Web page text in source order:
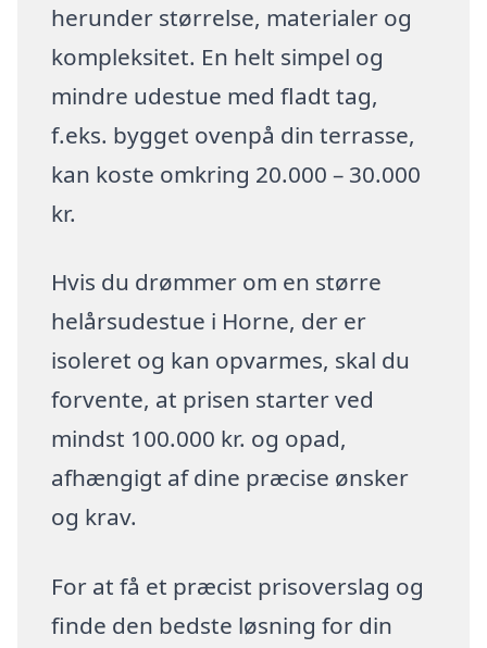
herunder størrelse, materialer og
kompleksitet. En helt simpel og
mindre udestue med fladt tag,
f.eks. bygget ovenpå din terrasse,
kan koste omkring 20.000 – 30.000
kr.
Hvis du drømmer om en større
helårsudestue i Horne, der er
isoleret og kan opvarmes, skal du
forvente, at prisen starter ved
mindst 100.000 kr. og opad,
afhængigt af dine præcise ønsker
og krav.
For at få et præcist prisoverslag og
finde den bedste løsning for din